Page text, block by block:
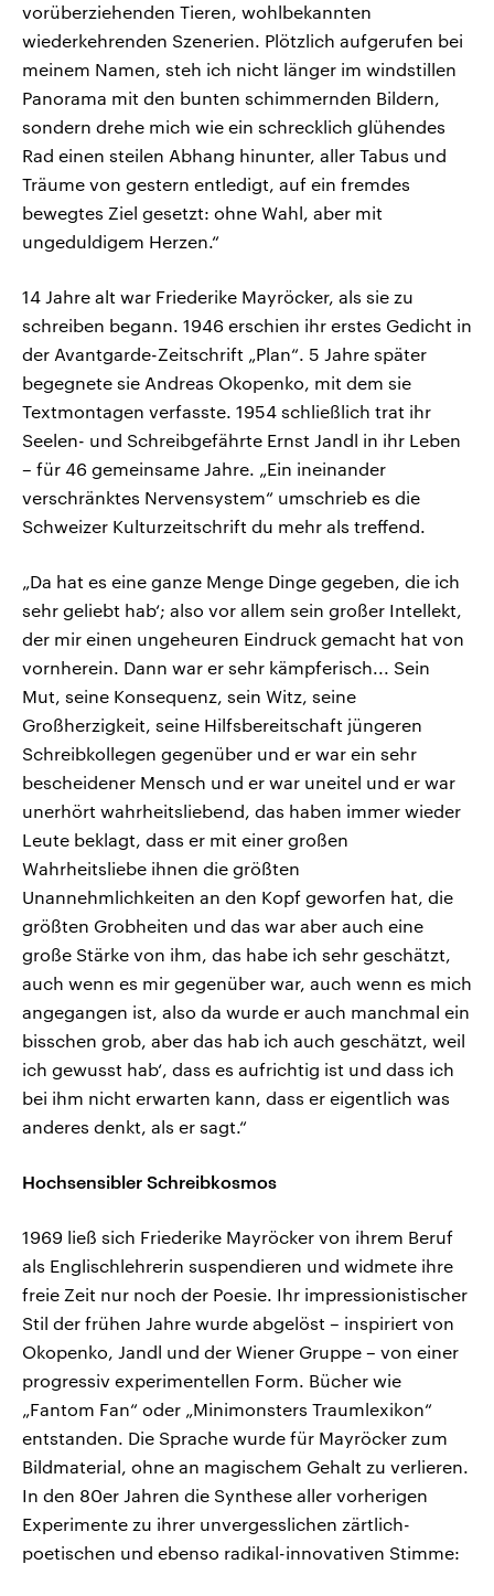
vorüberziehenden Tieren, wohlbekannten
wiederkehrenden Szenerien. Plötzlich aufgerufen bei
meinem Namen, steh ich nicht länger im windstillen
Panorama mit den bunten schimmernden Bildern,
sondern drehe mich wie ein schrecklich glühendes
Rad einen steilen Abhang hinunter, aller Tabus und
Träume von gestern entledigt, auf ein fremdes
bewegtes Ziel gesetzt: ohne Wahl, aber mit
ungeduldigem Herzen.“
14 Jahre alt war Friederike Mayröcker, als sie zu
schreiben begann. 1946 erschien ihr erstes Gedicht in
der Avantgarde-Zeitschrift „Plan“. 5 Jahre später
begegnete sie Andreas Okopenko, mit dem sie
Textmontagen verfasste. 1954 schließlich trat ihr
Seelen- und Schreibgefährte Ernst Jandl in ihr Leben
– für 46 gemeinsame Jahre. „Ein ineinander
verschränktes Nervensystem“ umschrieb es die
Schweizer Kulturzeitschrift du mehr als treffend.
„Da hat es eine ganze Menge Dinge gegeben, die ich
sehr geliebt hab‘; also vor allem sein großer Intellekt,
der mir einen ungeheuren Eindruck gemacht hat von
vornherein. Dann war er sehr kämpferisch... Sein
Mut, seine Konsequenz, sein Witz, seine
Großherzigkeit, seine Hilfsbereitschaft jüngeren
Schreibkollegen gegenüber und er war ein sehr
bescheidener Mensch und er war uneitel und er war
unerhört wahrheitsliebend, das haben immer wieder
Leute beklagt, dass er mit einer großen
Wahrheitsliebe ihnen die größten
Unannehmlichkeiten an den Kopf geworfen hat, die
größten Grobheiten und das war aber auch eine
große Stärke von ihm, das habe ich sehr geschätzt,
auch wenn es mir gegenüber war, auch wenn es mich
angegangen ist, also da wurde er auch manchmal ein
bisschen grob, aber das hab ich auch geschätzt, weil
ich gewusst hab‘, dass es aufrichtig ist und dass ich
bei ihm nicht erwarten kann, dass er eigentlich was
anderes denkt, als er sagt.“
Hochsensibler Schreibkosmos
1969 ließ sich Friederike Mayröcker von ihrem Beruf
als Englischlehrerin suspendieren und widmete ihre
freie Zeit nur noch der Poesie. Ihr impressionistischer
Stil der frühen Jahre wurde abgelöst – inspiriert von
Okopenko, Jandl und der Wiener Gruppe – von einer
progressiv experimentellen Form. Bücher wie
„Fantom Fan“ oder „Minimonsters Traumlexikon“
entstanden. Die Sprache wurde für Mayröcker zum
Bildmaterial, ohne an magischem Gehalt zu verlieren.
In den 80er Jahren die Synthese aller vorherigen
Experimente zu ihrer unvergesslichen zärtlich-
poetischen und ebenso radikal-innovativen Stimme: